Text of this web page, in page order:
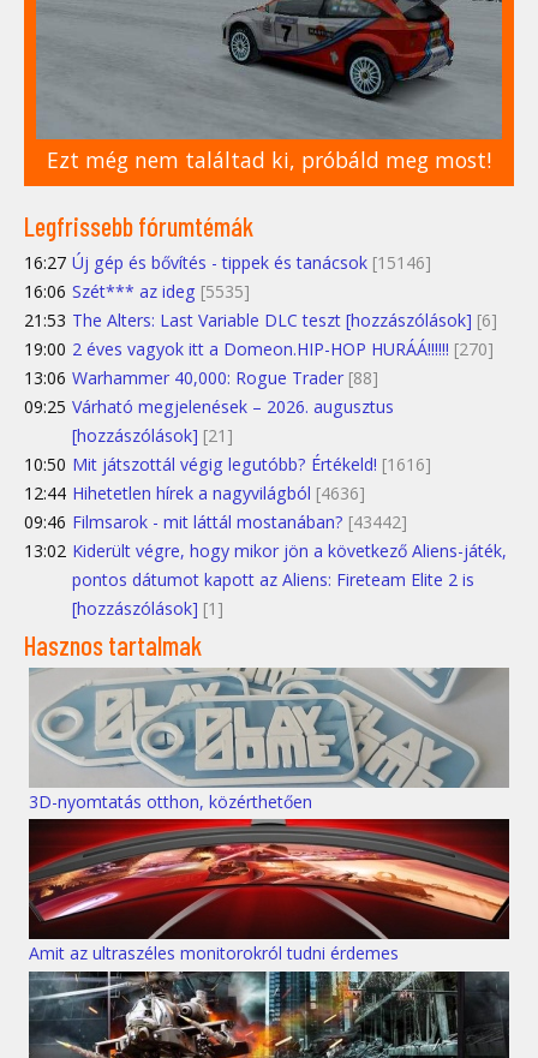
Ezt még nem találtad ki, próbáld meg most!
Legfrissebb fórumtémák
16:27 Új gép és bővítés - tippek és tanácsok [15146]
16:06 Szét*** az ideg [5535]
21:53 The Alters: Last Variable DLC teszt [hozzászólások] [6]
19:00 2 éves vagyok itt a Domeon.HIP-HOP HURÁÁ!!!!!! [270]
13:06 Warhammer 40,000: Rogue Trader [88]
09:25 Várható megjelenések – 2026. augusztus
[hozzászólások] [21]
10:50 Mit játszottál végig legutóbb? Értékeld! [1616]
12:44 Hihetetlen hírek a nagyvilágból [4636]
09:46 Filmsarok - mit láttál mostanában? [43442]
13:02 Kiderült végre, hogy mikor jön a következő Aliens-játék,
pontos dátumot kapott az Aliens: Fireteam Elite 2 is
[hozzászólások] [1]
Hasznos tartalmak
3D-nyomtatás otthon, közérthetően
Amit az ultraszéles monitorokról tudni érdemes